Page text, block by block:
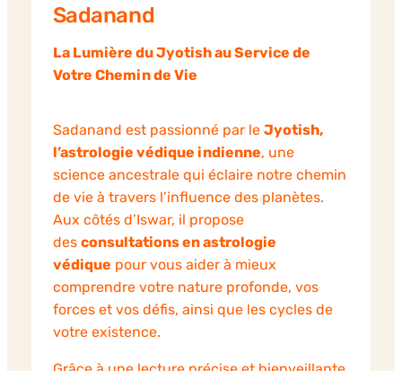
Sadanand
La Lumière du Jyotish au Service de
Votre Chemin de Vie
Sadanand est passionné par le Jyotish,
l’astrologie védique indienne, une
science ancestrale qui éclaire notre chemin
de vie à travers l’influence des planètes.
Aux côtés d’Iswar, il propose
des consultations en astrologie
védique pour vous aider à mieux
comprendre votre nature profonde, vos
forces et vos défis, ainsi que les cycles de
votre existence.